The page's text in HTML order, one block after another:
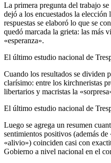
La primera pregunta del trabajo
dejó a los encuestados la
respuestas se elaboró lo que se
quedó marcada la grieta: las más
«esperanza».
El último estudio nacional de
Cuando los resultados se dividen
clarísimo: entre los kirchneristas
libertarios y macristas la
El último estudio nacional de
Luego se agrega un resumen
sentimientos positivos (además
«alivio») coinciden casi con
Gobierno a nivel nacional en el